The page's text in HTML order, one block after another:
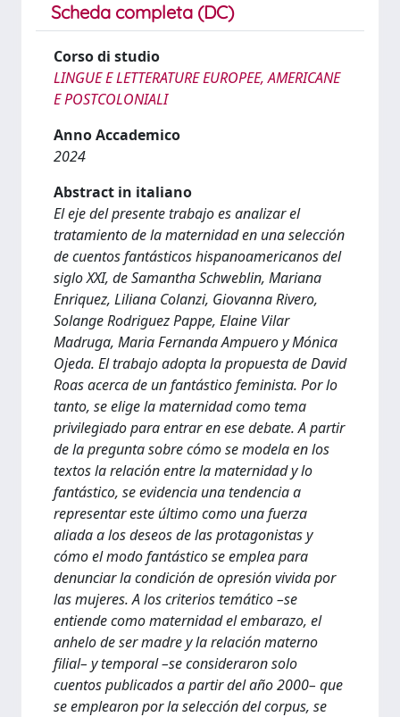
Scheda completa (DC)
Corso di studio
LINGUE E LETTERATURE EUROPEE, AMERICANE
E POSTCOLONIALI
Anno Accademico
2024
Abstract in italiano
El eje del presente trabajo es analizar el
tratamiento de la maternidad en una selección
de cuentos fantásticos hispanoamericanos del
siglo XXI, de Samantha Schweblin, Mariana
Enriquez, Liliana Colanzi, Giovanna Rivero,
Solange Rodriguez Pappe, Elaine Vilar
Madruga, Maria Fernanda Ampuero y Mónica
Ojeda. El trabajo adopta la propuesta de David
Roas acerca de un fantástico feminista. Por lo
tanto, se elige la maternidad como tema
privilegiado para entrar en ese debate. A partir
de la pregunta sobre cómo se modela en los
textos la relación entre la maternidad y lo
fantástico, se evidencia una tendencia a
representar este último como una fuerza
aliada a los deseos de las protagonistas y
cómo el modo fantástico se emplea para
denunciar la condición de opresión vivida por
las mujeres. A los criterios temático –se
entiende como maternidad el embarazo, el
anhelo de ser madre y la relación materno
filial– y temporal –se consideraron solo
cuentos publicados a partir del año 2000– que
se emplearon por la selección del corpus, se